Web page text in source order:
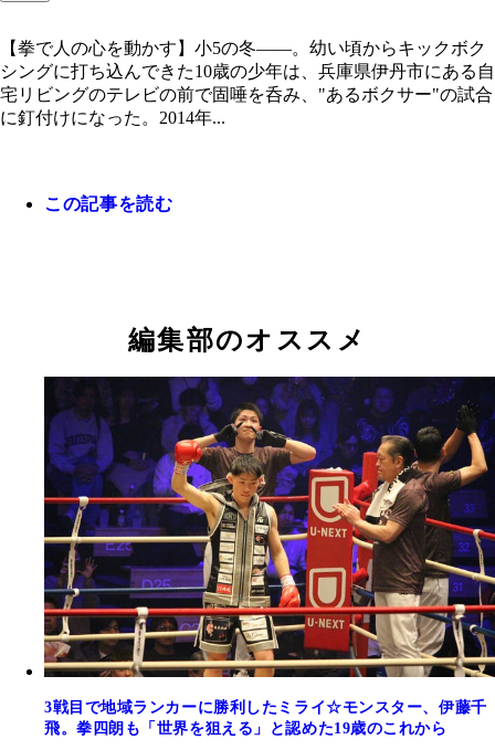
【拳で人の心を動かす】小5の冬――。幼い頃からキックボク
シングに打ち込んできた10歳の少年は、兵庫県伊丹市にある自
宅リビングのテレビの前で固唾を呑み、"あるボクサー"の試合
に釘付けになった。2014年...
この記事を読む
編集部のオススメ
3戦目で地域ランカーに勝利したミライ☆モンスター、伊藤千
飛。拳四朗も「世界を狙える」と認めた19歳のこれから